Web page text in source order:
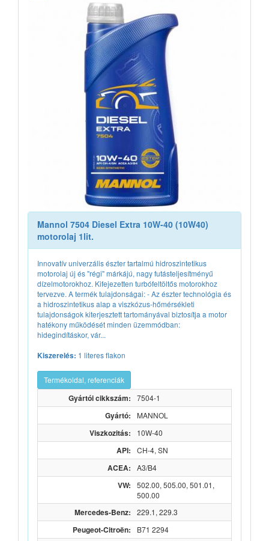
Mannol 7504 Diesel Extra 10W-40 (10W40)
motorolaj 1lit.
Innovatív univerzális észter tartalmú hidroszintetikus
motorolaj új és "régi" márkájú, nagy futásteljesítményű
dízelmotorokhoz. Kifejezetten turbófeltöltős motorokhoz
tervezve. A termék tulajdonságai: - Az észter technológia és
a hidroszintetikus alap a viszkózus-hőmérsékleti
tulajdonságok kiterjesztett tartományával biztosítja a motor
hatékony működését minden üzemmódban:
hidegindításkor, vár...
Kiszerelés: 1 literes flakon
Termékoldal, referenciák
Gyártói cikkszám: 7504-1
Gyártó: MANNOL
Viszkozitás: 10W-40
API: CH-4, SN
ACEA: A3/B4
VW:
502.00, 505.00, 501.01,
500.00
Mercedes-Benz: 229.1, 229.3
Peugeot-Citroën: B71 2294